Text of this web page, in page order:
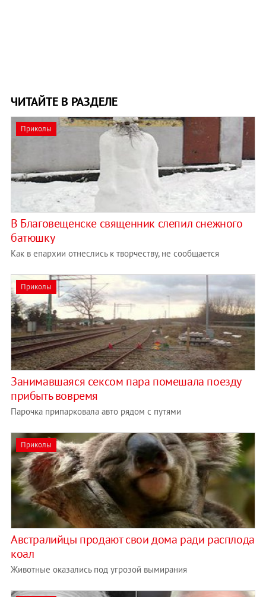
ЧИТАЙТЕ В РАЗДЕЛЕ
Приколы
В Благовещенске священник слепил снежного
батюшку
Как в епархии отнеслись к творчеству, не сообщается
Приколы
Занимавшаяся сексом пара помешала поезду
прибыть вовремя
Парочка припарковала авто рядом с путями
Приколы
Австралийцы продают свои дома ради расплода
коал
Животные оказались под угрозой вымирания